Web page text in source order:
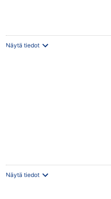
Näytä tiedot
Näytä tiedot